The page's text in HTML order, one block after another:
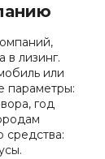
в лизинг.
или
параметры:
год
средства: